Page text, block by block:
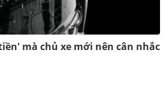
mà chủ xe mới nên cân nhắc